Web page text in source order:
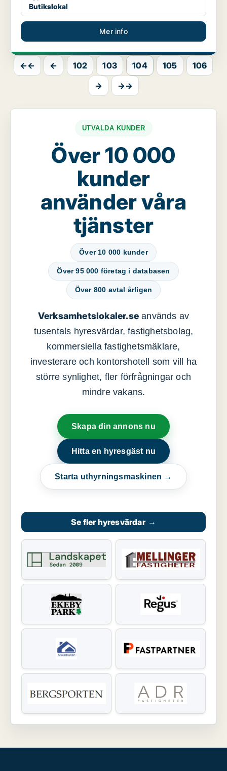
Butikslokal
Mer info
←← ← 102 103 104 105
106
→
→→
UTVALDA KUNDER
Över 10 000
kunder
använder våra
tjänster
Över 10 000 kunder
Över 95 000 företag i databasen
Över 800 avtal årligen
Verksamhetslokaler.se används av
tusentals hyresvärdar, fastighetsbolag,
kommersiella fastighetsmäklare,
investerare och kontorshotell som vill ha
större synlighet, fler förfrågningar och
mindre vakans.
Skapa din annons nu
Hitta en hyresgäst nu
Starta uthyrningsmaskinen →
Se fler hyresvärdar →